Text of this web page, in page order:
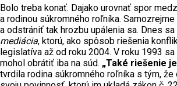
Bolo treba konať. Dajako urovnať spor
a rodinou súkromného roľníka.
a odstrániť tak hrozbu upálenia sa. Dnes
mediácia, ktorú, ako spôsob riešenia
legislatíva až od roku 2004. V roku 1993
mohol obrátiť iba na súd. „Také riešenie
tvrdila rodina súkromného roľníka s tým,